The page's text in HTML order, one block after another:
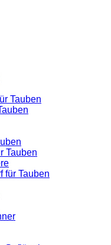
Tauben
Tauben
für Tauben